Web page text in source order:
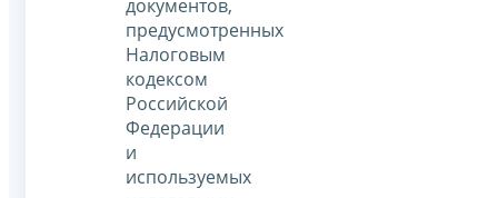
документов,
предусмотренных
Налоговым
кодексом
Российской
Федерации
и
используемых